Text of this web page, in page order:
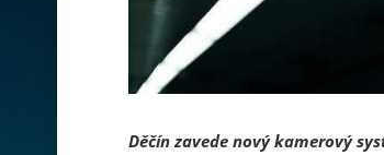
Děčín zavede nový kamerový